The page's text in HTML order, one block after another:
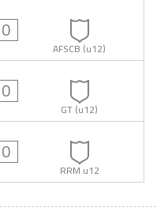
0
AFSCB (u12)
0
GT (u12)
0
RRM u12